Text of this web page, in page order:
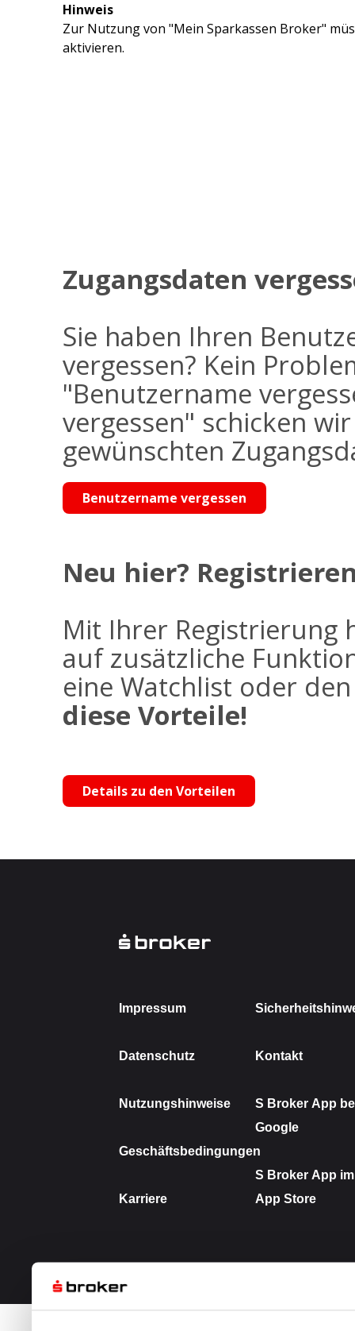
Hinweis
Zur Nutzung von "Mein Sparkassen Broker"
aktivieren.
Zugangsdaten
Sie haben Ihren
vergessen? Kein
"Benutzername
vergessen" schicken
gewünschten
Benutzername vergessen
Neu hier?
Mit Ihrer Registrierung
auf zusätzliche
eine Watchlist oder
diese Vorteile!
Details zu den Vorteilen